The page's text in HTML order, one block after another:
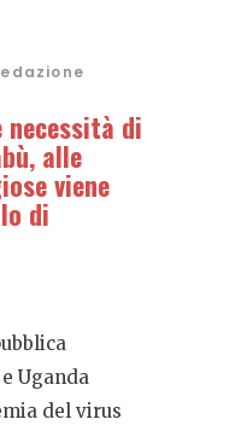
di
alle
viene
di
Uganda
del virus